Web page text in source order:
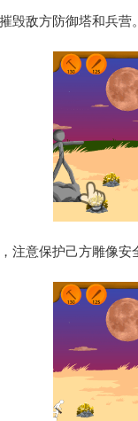
毁敌方防御塔和兵营。
注意保护己方雕像安